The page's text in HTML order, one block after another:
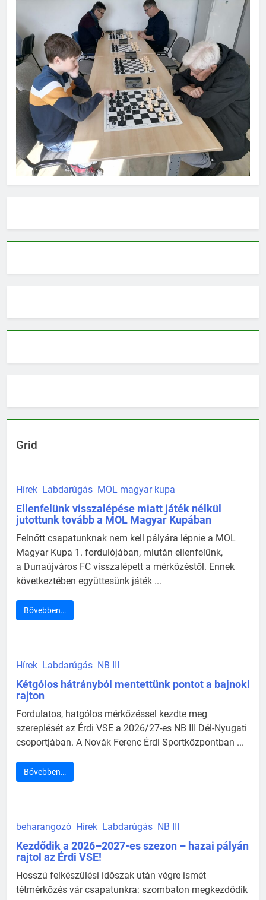
Grid
Hírek Labdarúgás MOL magyar kupa
Ellenfelünk visszalépése miatt játék nélkül
jutottunk tovább a MOL Magyar Kupában
Felnőtt csapatunknak nem kell pályára lépnie a MOL
Magyar Kupa 1. fordulójában, miután ellenfelünk,
a Dunaújváros FC visszalépett a mérkőzéstől. Ennek
következtében együttesünk játék ...
Bővebben…
Hírek Labdarúgás NB III
Kétgólos hátrányból mentettünk pontot a bajnoki
rajton
Fordulatos, hatgólos mérkőzéssel kezdte meg
szereplését az Érdi VSE a 2026/27-es NB III Dél-Nyugati
csoportjában. A Novák Ferenc Érdi Sportközpontban ...
Bővebben…
beharangozó Hírek Labdarúgás NB III
Kezdődik a 2026–2027-es szezon – hazai pályán
rajtol az Érdi VSE!
Hosszú felkészülési időszak után végre ismét
tétmérkőzés vár csapatunkra: szombaton megkezdődik